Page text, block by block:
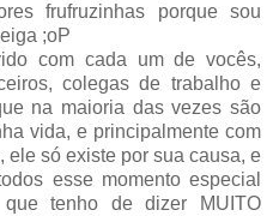
frufruzinhas porque sou
;oP
com cada um de vocês,
colegas de trabalho e
na maioria das vezes são
vida, e principalmente com
ele só existe por sua causa, e
esse momento especial
tenho de dizer MUITO